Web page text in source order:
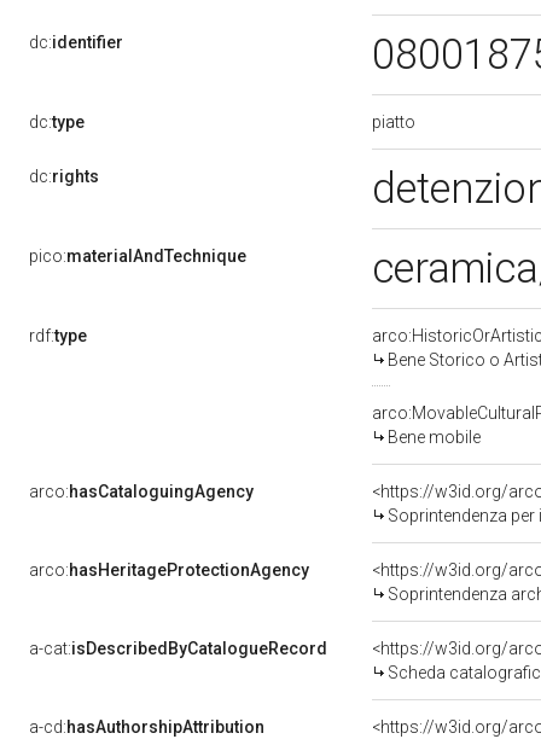
dc:identifier
dc:type piatto
dc:rights
pico:materialAndTechnique
rdf:type
Bene Storico o
Bene mobile
arco:hasCataloguingAgency
<https://w3id.org/
Soprintendenza per
arco:hasHeritageProtectionAgency
<https://w3id.org/
Soprintendenza
a-cat:isDescribedByCatalogueRecord
<https://w3id.org/
Scheda
a-cd:hasAuthorshipAttribution
<https://w3id.org/